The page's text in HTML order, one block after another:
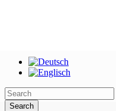
Search